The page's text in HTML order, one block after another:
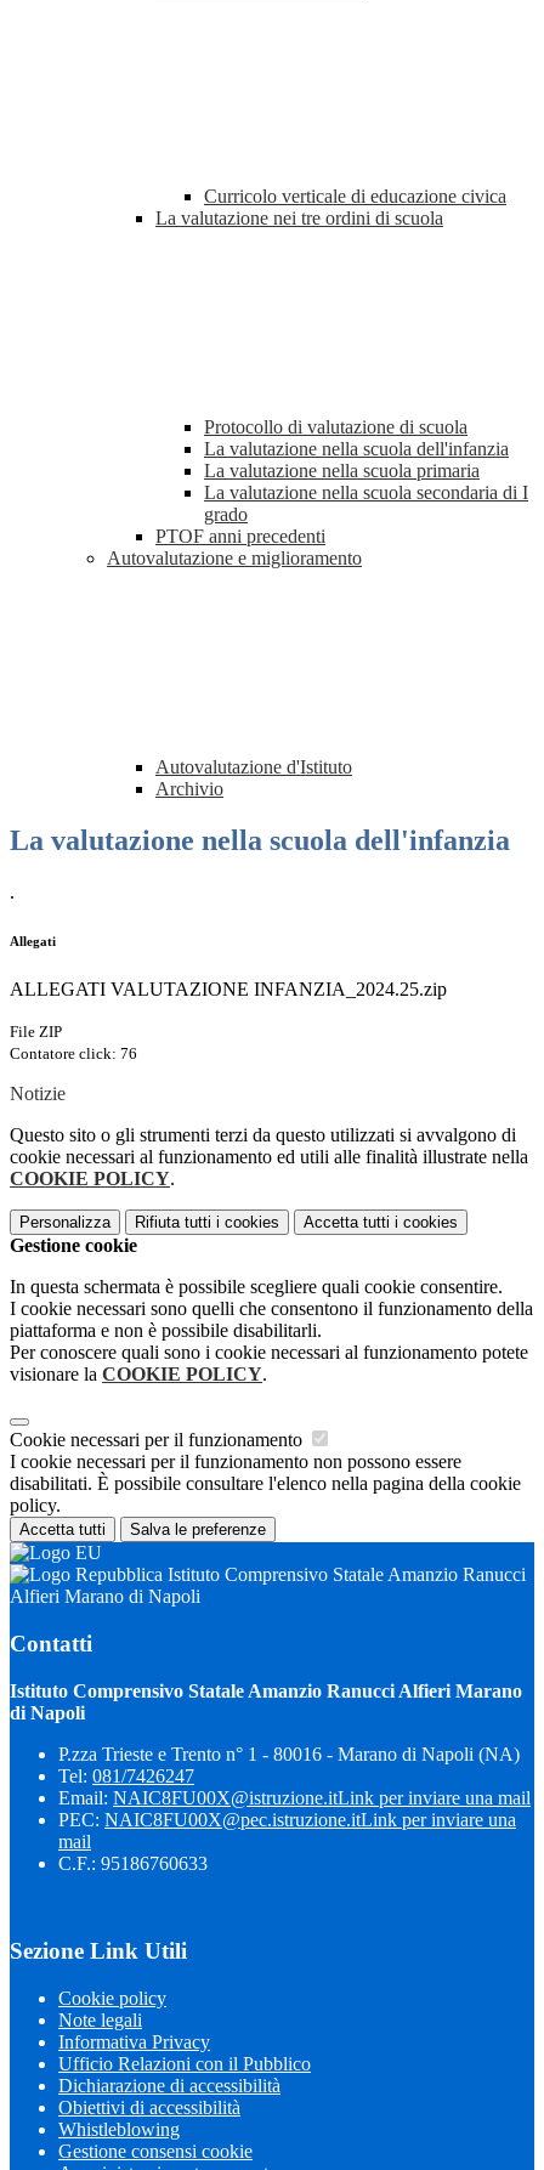
Curricolo verticale di educazione civica
La valutazione nei tre ordini di scuola
Protocollo di valutazione di scuola
La valutazione nella scuola dell'infanzia
La valutazione nella scuola primaria
La valutazione nella scuola secondaria di I
grado
PTOF anni precedenti
Autovalutazione e miglioramento
Autovalutazione d'Istituto
Archivio
La valutazione nella scuola dell'infanzia
.
Allegati
ALLEGATI VALUTAZIONE INFANZIA_2024.25.zip
File ZIP
Contatore click: 76
Notizie
Questo sito o gli strumenti terzi da questo utilizzati si avvalgono di
cookie necessari al funzionamento ed utili alle finalità illustrate nella
COOKIE POLICY.
Personalizza Rifiuta tutti i cookies Accetta tutti i cookies
Gestione cookie
In questa schermata è possibile scegliere quali cookie consentire.
I cookie necessari sono quelli che consentono il funzionamento della
piattaforma e non è possibile disabilitarli.
Per conoscere quali sono i cookie necessari al funzionamento potete
visionare la COOKIE POLICY.
Cookie necessari per il funzionamento
I cookie necessari per il funzionamento non possono essere
disabilitati. È possibile consultare l'elenco nella pagina della cookie
policy.
Accetta tutti Salva le preferenze
Istituto Comprensivo Statale Amanzio Ranucci
Alfieri Marano di Napoli
Contatti
Istituto Comprensivo Statale Amanzio Ranucci Alfieri Marano
di Napoli
P.zza Trieste e Trento n° 1 - 80016 - Marano di Napoli (NA)
Tel: 081/7426247
Email: NAIC8FU00X@istruzione.itLink per inviare una mail
PEC: NAIC8FU00X@pec.istruzione.itLink per inviare una
mail
C.F.: 95186760633
Sezione Link Utili
Cookie policy
Note legali
Informativa Privacy
Ufficio Relazioni con il Pubblico
Dichiarazione di accessibilità
Obiettivi di accessibilità
Whistleblowing
Gestione consensi cookie